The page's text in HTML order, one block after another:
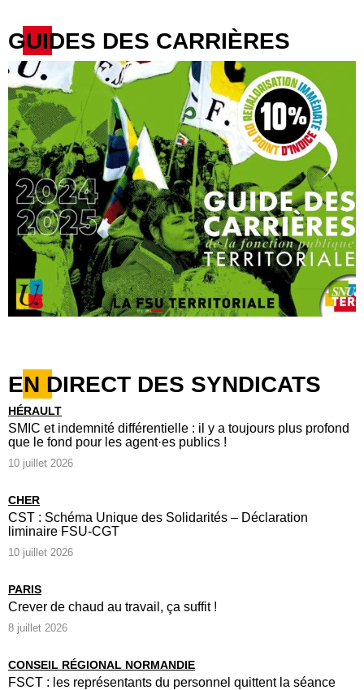
GUIDES DES CARRIÈRES
EN DIRECT DES SYNDICATS
HÉRAULT
SMIC et indemnité différentielle : il y a toujours plus profond
que le fond pour les agent·es publics !
10 juillet 2026
CHER
CST : Schéma Unique des Solidarités – Déclaration
liminaire FSU-CGT
10 juillet 2026
PARIS
Crever de chaud au travail, ça suffit !
8 juillet 2026
CONSEIL RÉGIONAL NORMANDIE
FSCT : les représentants du personnel quittent la séance